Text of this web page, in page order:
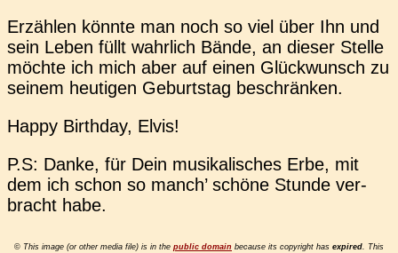
Erzäh­len könnte man noch so viel über Ihn und
sein Leben füllt wahr­lich Bände, an dieser Stelle
möchte ich mich aber auf einen Glück­wunsch zu
seinem heu­ti­gen Geburts­tag beschränken.
Happy Bir­th­day, Elvis!
P.S: Danke, für Dein musi­ka­li­sches Erbe, mit
dem ich schon so manch’ schöne Stunde ver­
bracht habe.
© This image (or other media file) is in the public domain becau­se its copy­right has expi­red. This